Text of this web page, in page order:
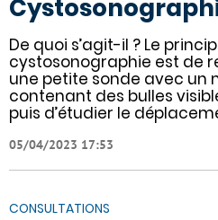
De quoi s’agit-il ? Le
cystosonographie est de
une petite sonde avec un
contenant des bulles
puis d’étudier le
05/04/2023 17:53
CONSULTATIONS